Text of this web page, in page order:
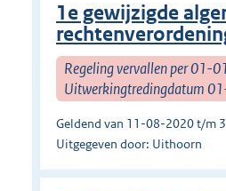
1e gewijzigde
Regeling vervallen per 01-
Uitwerkingtredingdatum
Geldend van 11-08-2020 t/m
Uitgegeven door: Uithoorn